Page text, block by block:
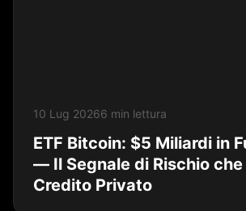
10 Lug 20266 min lettura
ETF Bitcoin: $5 Miliardi in
— Il Segnale di Rischio
Credito Privato